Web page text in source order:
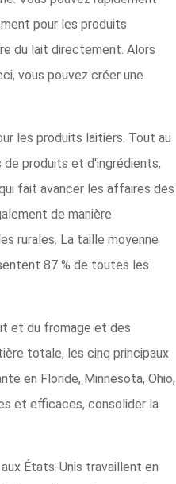
pour les produits
du lait directement. Alors
vous pouvez créer une
les produits laitiers. Tout au
produits et d'ingrédients,
fait avancer les affaires des
de manière
rurales. La taille moyenne
87 % de toutes les
et du fromage et des
totale, les cinq principaux
en Floride, Minnesota, Ohio,
et efficaces, consolider la
États-Unis travaillent en